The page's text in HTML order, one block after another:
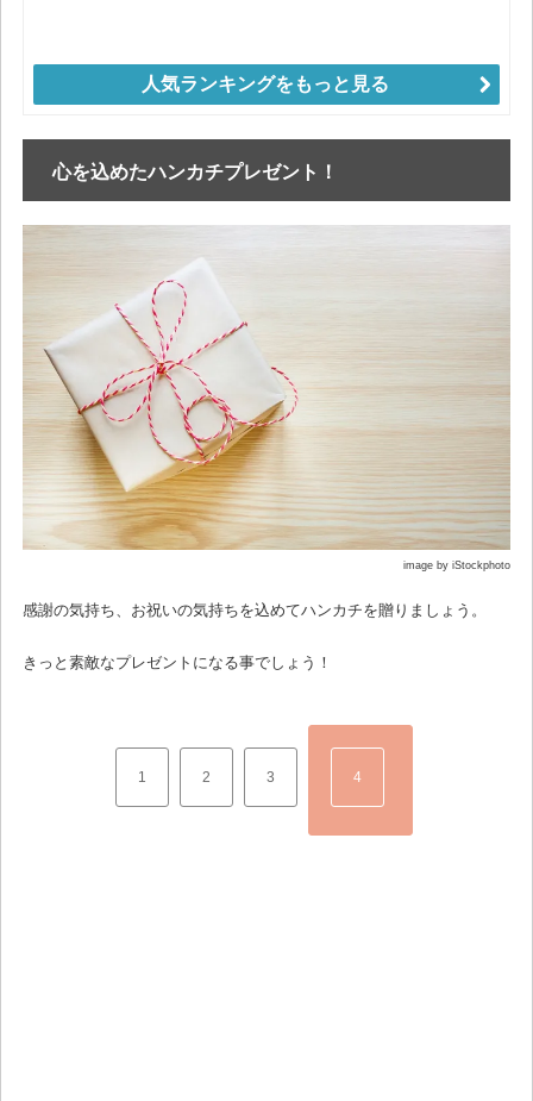
人気ランキングをもっと見る
心を込めたハンカチプレゼント！
image by iStockphoto
感謝の気持ち、お祝いの気持ちを込めてハンカチを贈りましょう。
きっと素敵なプレゼントになる事でしょう！
1 2 3 4